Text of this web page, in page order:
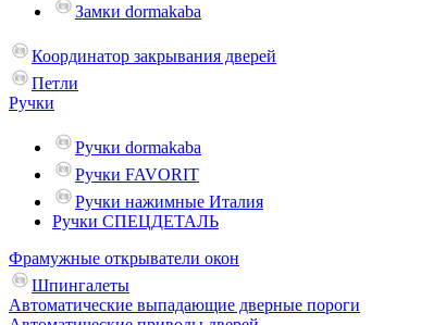
Замки dormakaba
Координатор закрывания дверей
Петли
Ручки
Ручки dormakaba
Ручки FAVORIT
Ручки нажимные Италия
Ручки СПЕЦДЕТАЛЬ
Фрамужные открыватели окон
Шпингалеты
Автоматические выпадающие дверные пороги